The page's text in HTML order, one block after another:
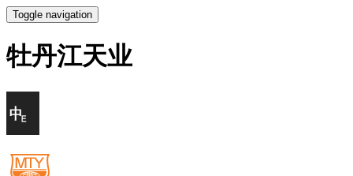
Toggle navigation
牡丹江天业